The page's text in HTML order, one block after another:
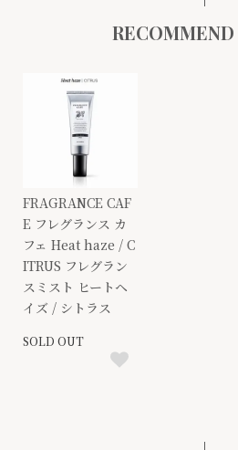
FRAGRANCE CAF
E フレグランス カ
フェ Heat haze / C
ITRUS フレグラン
スミスト ヒートヘ
イズ / シトラス
SOLD OUT